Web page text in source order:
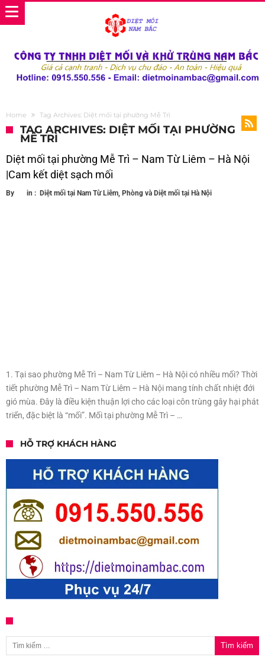
Home Tag Archives: Diệt mối tại phường Mễ Trì
TAG ARCHIVES: DIỆT MỐI TẠI PHƯỜNG
MỄ TRÌ
Diệt mối tại phường Mễ Trì – Nam Từ Liêm – Hà Nội
|Cam kết diệt sạch mối
By in : Diệt mối tại Nam Từ Liêm, Phòng và Diệt mối tại Hà Nội
1. Tại sao phường Mễ Trì – Nam Từ Liêm – Hà Nội có nhiều mối? Thời
tiết phường Mễ Trì – Nam Từ Liêm – Hà Nội mang tính chất nhiệt đới
gió mùa. Đây là điều kiện thuận lợi cho các loại côn trùng gây hại phát
triển, đặc biệt là “mối”. Mối tại phường Mễ Trì – …
HỖ TRỢ KHÁCH HÀNG
Tìm kiếm cho: